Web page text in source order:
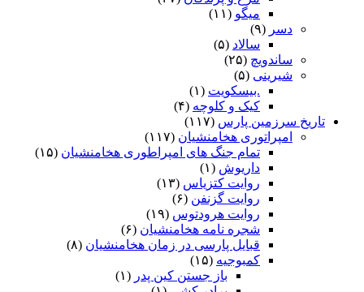
میگو (۱۱)
دسر (۹)
سالاد (۵)
ساندویچ (۲۵)
شیرینی (۵)
.بیسکویت (۱)
کیک و کلوچه (۴)
تاریخ سرزمین پارس (۱۱۷)
امپراتوری هخامنشیان (۱۱۷)
تمام جنگ های امپراطوری هخامنشیان (۱۵)
داریوش (۱)
روایت کتزیاس (۱۳)
روایت گزنفن (۶)
روایت هرودتوس (۱۹)
شجره نامه هخامنشیان (۶)
قبایل پارسی در زمان هخامنشیان (۸)
کمبوجیه (۱۵)
باز جستن کین پدر (۱)